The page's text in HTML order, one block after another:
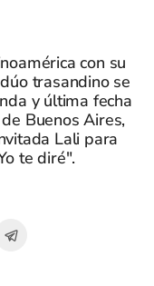
con su
trasandino se
y última fecha
Buenos Aires,
Lali para
te diré".